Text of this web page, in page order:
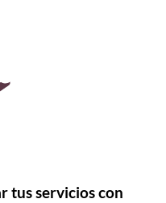
tus servicios con